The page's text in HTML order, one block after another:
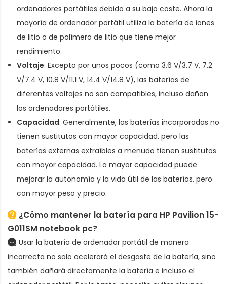
ordenadores portátiles debido a su bajo coste. Ahora la
mayoría de ordenador portátil utiliza la batería de iones
de litio o de polímero de litio que tiene mejor
rendimiento.
Voltaje: Excepto por unos pocos (como 3.6 V/3.7 V, 7.2
V/7.4 V, 10.8 V/11.1 V, 14.4 V/14.8 V), las baterías de
diferentes voltajes no son compatibles, incluso dañan
los ordenadores portátiles.
Capacidad: Generalmente, las baterías incorporadas no
tienen sustitutos con mayor capacidad, pero las
baterías externas extraíbles a menudo tienen sustitutos
con mayor capacidad. La mayor capacidad puede
mejorar la autonomía y la vida útil de las baterías, pero
con mayor peso y precio.
¿Cómo mantener la batería para HP Pavilion 15-
G011SM notebook pc?
Usar la batería de ordenador portátil de manera
incorrecta no solo acelerará el desgaste de la batería, sino
también dañará directamente la batería e incluso el